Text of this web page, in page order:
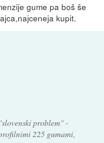
gume pa boš še
kupit.
problem" -
225 gumami,